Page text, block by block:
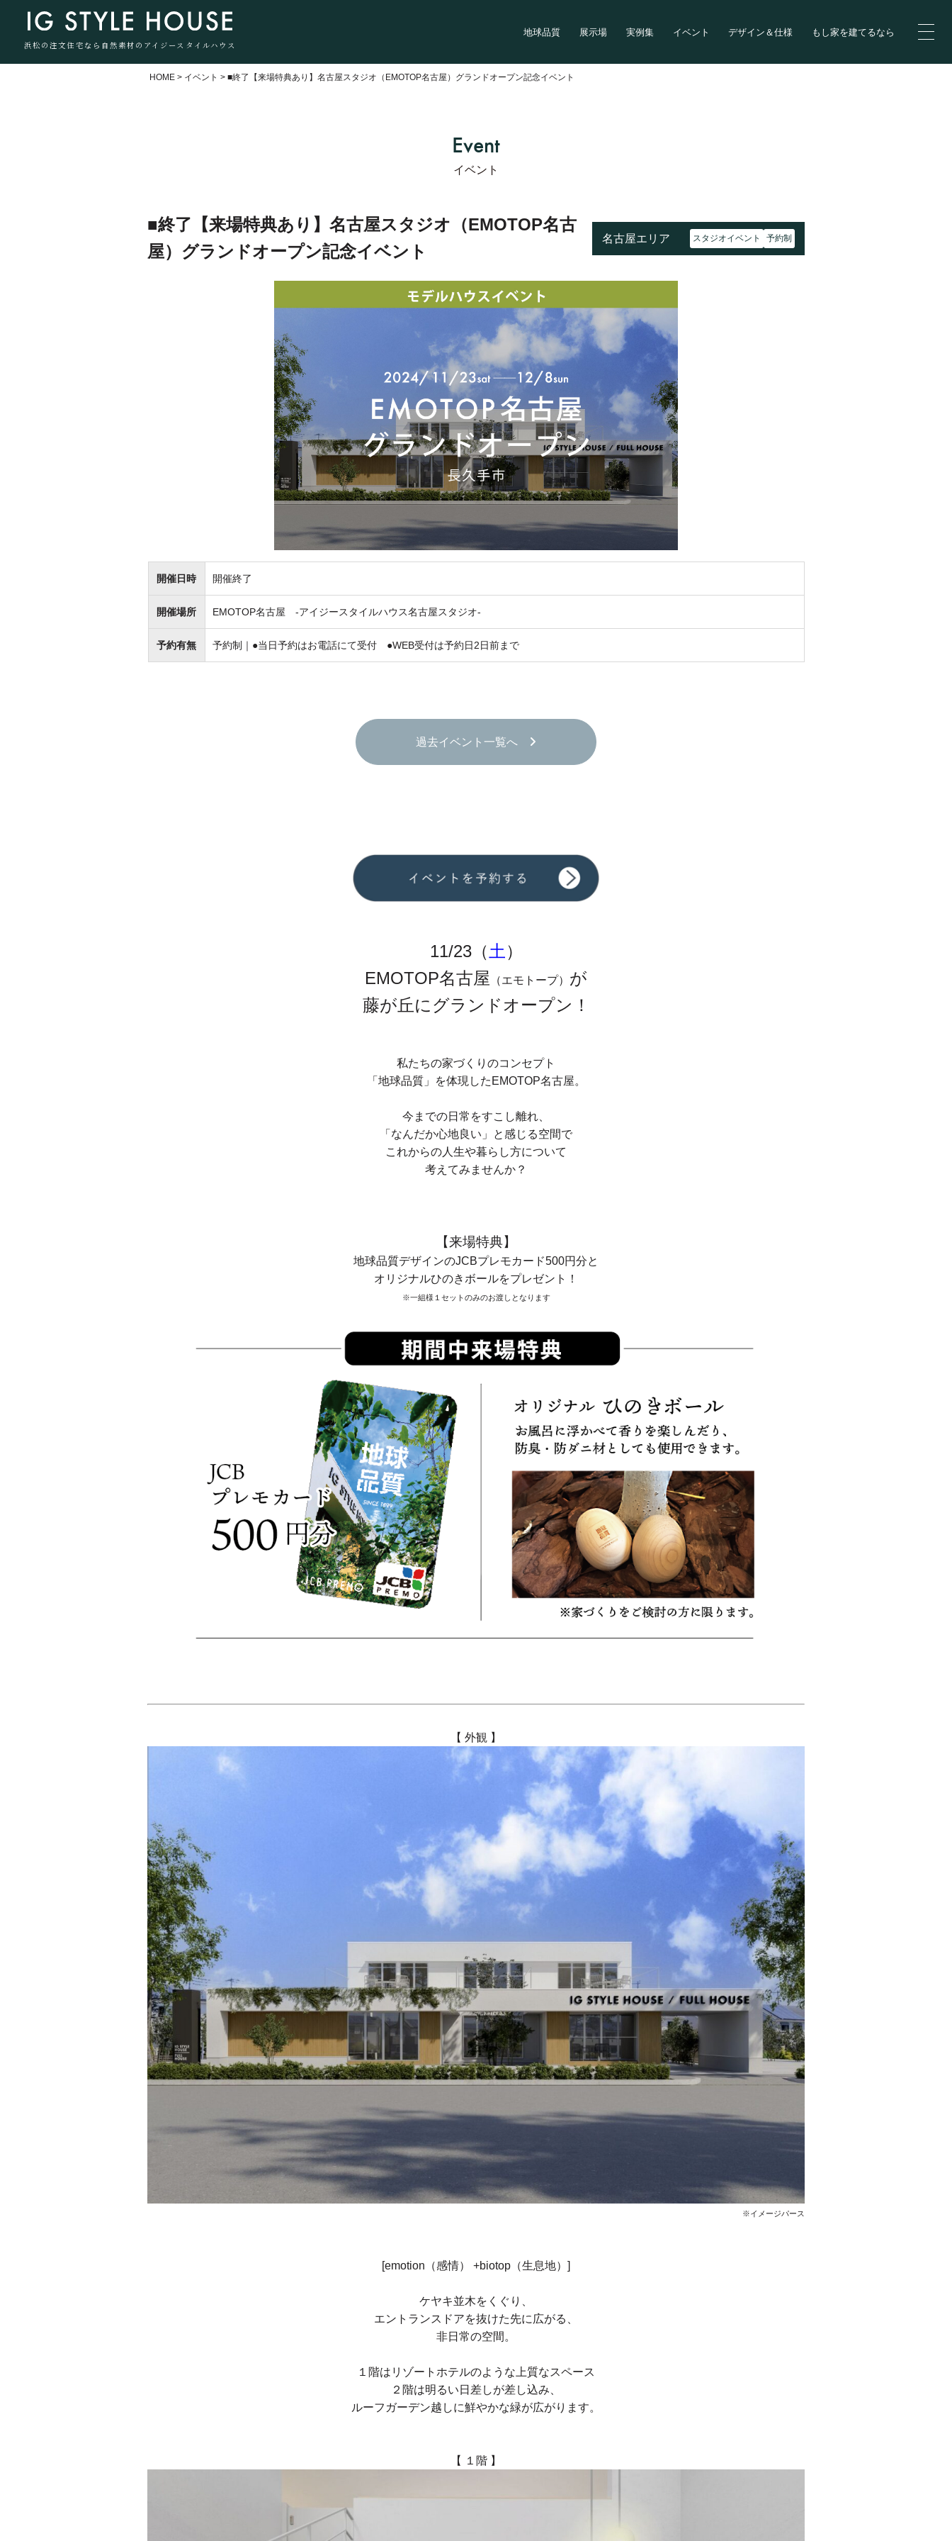
浜松の注文住宅なら自然素材のアイジースタイルハウス
地球品質 展示場 実例集 イベント デザイン＆仕様 もし家を建てるなら
HOME > イベント >■終了【来場特典あり】名古屋スタジオ（EMOTOP名古屋）グランドオープン記念イベント
Event
イベント
■終了【来場特典あり】名古屋スタジオ（EMOTOP名古
屋）グランドオープン記念イベント
名古屋エリア スタジオイベント 予約制
開催日時 開催終了
開催場所 EMOTOP名古屋 -アイジースタイルハウス名古屋スタジオ-
予約有無 予約制｜●当日予約はお電話にて受付 ●WEB受付は予約日2日前まで
過去イベント一覧へ
11/23（土 ）
EMOTOP名古屋
（エモトープ） が
藤が丘にグランドオープン！
私たちの家づくりのコンセプト
「地球品質」を体現したEMOTOP名古屋。
今までの日常をすこし離れ、
「なんだか心地良い」と感じる空間で
これからの人生や暮らし方について
考えてみませんか？
【来場特典】
地球品質デザインのJCBプレモカード500円分と
オリジナルひのきボールをプレゼント！
※一組様１セットのみのお渡しとなります
【 外観 】
※イメージパース
[emotion（感情） +biotop（生息地）]
ケヤキ並木をくぐり、
エントランスドアを抜けた先に広がる、
非日常の空間。
１階はリゾートホテルのような 上質なスペース
２階は明るい日差しが差し込み、
ルーフガーデン越しに鮮やかな緑が広がります。
【 １階 】